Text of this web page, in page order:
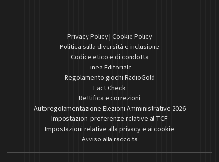
Privacy Policy| Cookie Policy
Politica sulla diversità e inclusione
Codice etico e di condotta
Linea Editoriale
Regolamento giochi RadioGold
Fact Check
Rettifica e correzioni
Autoregolamentazione Elezioni Amministrative 2026
Impostazioni preferenze relative al TCF
Impostazioni relative alla privacy e ai cookie
Avviso alla raccolta